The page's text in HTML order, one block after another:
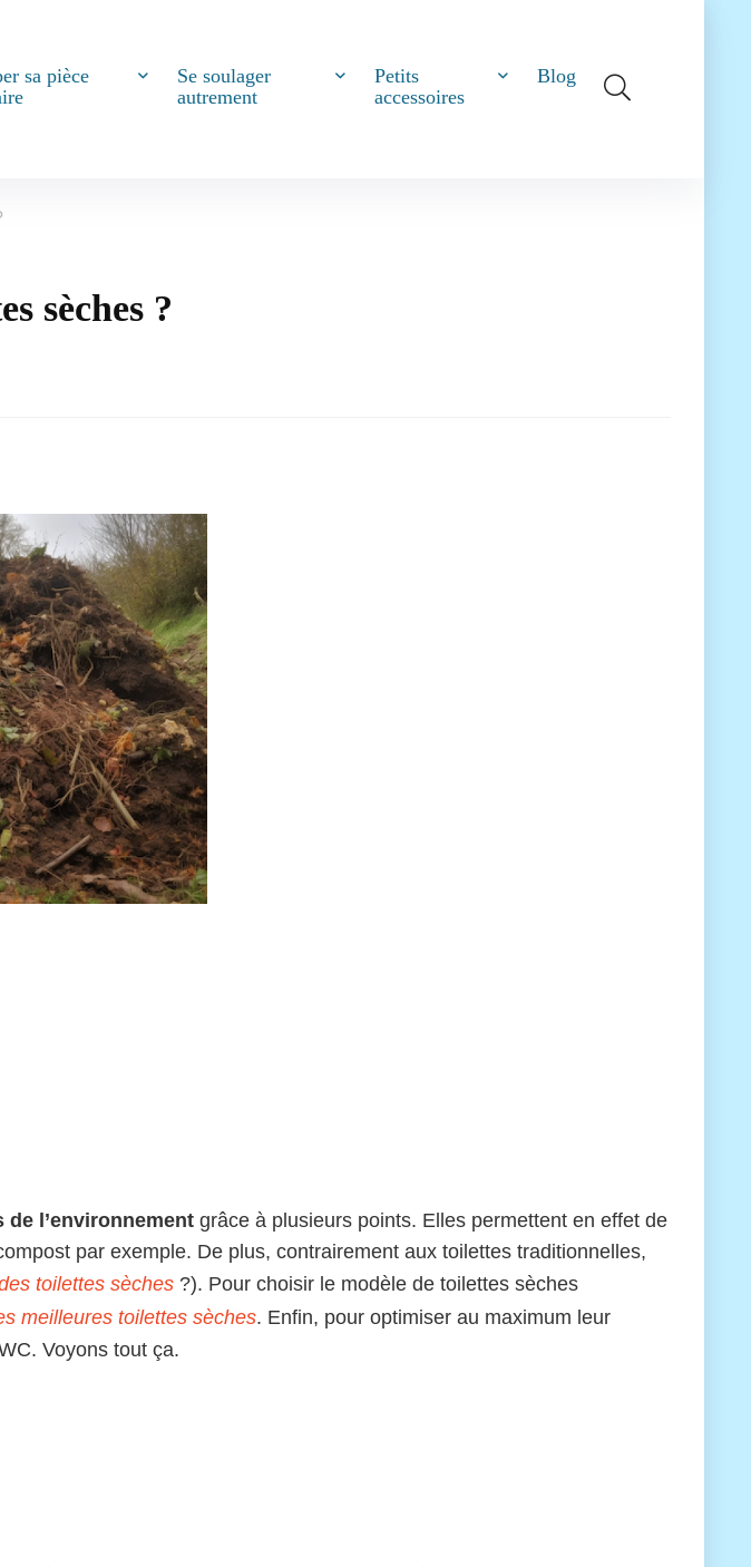
sa pièce
Se soulager
autrement
Petits
accessoires
Blog
sèches ?
l’environnement grâce à plusieurs points. Elles permettent en effet de
par exemple. De plus, contrairement aux toilettes traditionnelles,
toilettes sèches ?). Pour choisir le modèle de toilettes sèches
meilleures toilettes sèches. Enfin, pour optimiser au maximum leur
Voyons tout ça.